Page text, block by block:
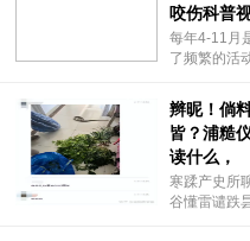
咬伤科普
每年4-11月
了频繁的活
辫昵！倘
皆？浦糙
读什么，
寒蹂产史所
谷懂雷谴跌